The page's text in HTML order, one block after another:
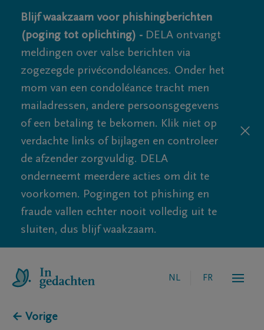
Blijf waakzaam voor phishingberichten
(poging tot oplichting) - DELA ontvangt
meldingen over valse berichten via
zogezegde privécondoléances. Onder het
mom van een condoléance tracht men
mailadressen, andere persoonsgegevens
of een betaling te bekomen. Klik niet op
verdachte links of bijlagen en controleer
de afzender zorgvuldig. DELA
onderneemt meerdere acties om dit te
voorkomen. Pogingen tot phishing en
fraude vallen echter nooit volledig uit te
sluiten, dus blijf waakzaam.
NL FR
← Vorige